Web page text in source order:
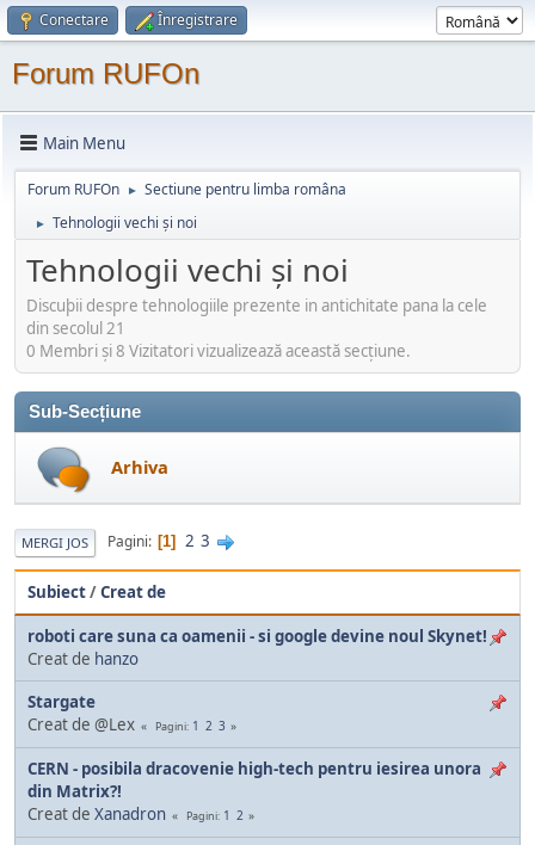
Conectare Înregistrare
Forum RUFOn
Main Menu
Forum RUFOn ► Sectiune pentru limba româna
► Tehnologii vechi și noi
Tehnologii vechi și noi
Discuþii despre tehnologiile prezente in antichitate pana la cele
din secolul 21
0 Membri şi 8 Vizitatori vizualizează această secțiune.
Sub-Secțiune
Arhiva
MERGI JOS Pagini 1 2 3
Subiect/Creat de
roboti care suna ca oamenii - si google devine noul Skynet!
Creat de hanzo
Stargate
Creat de @Lex
Pagini 1 2 3
CERN - posibila dracovenie high-tech pentru iesirea unora
din Matrix?!
Creat de Xanadron Pagini 1 2